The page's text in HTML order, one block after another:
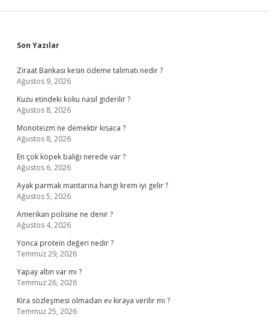
Sidebar
Son Yazılar
Ziraat Bankası kesin ödeme talimatı nedir ?
Ağustos 9, 2026
Kuzu etindeki koku nasıl giderilir ?
Ağustos 8, 2026
Monoteizm ne demektir kısaca ?
Ağustos 8, 2026
En çok köpek balığı nerede var ?
Ağustos 6, 2026
Ayak parmak mantarına hangi krem iyi gelir ?
Ağustos 5, 2026
Amerikan polisine ne denir ?
Ağustos 4, 2026
Yonca protein değeri nedir ?
Temmuz 29, 2026
Yapay altın var mı ?
Temmuz 26, 2026
Kira sözleşmesi olmadan ev kiraya verilir mi ?
Temmuz 25, 2026